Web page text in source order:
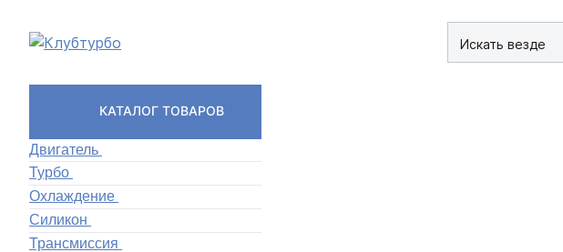
Искать везде
КАТАЛОГ ТОВАРОВ
Двигатель
Турбо
Охлаждение
Силикон
Трансмиссия